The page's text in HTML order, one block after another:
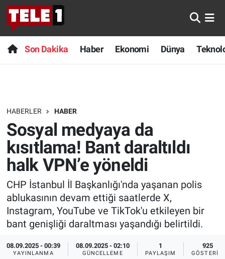
Son Dakika Haber Ekonomi Dünya
HABERLER HABER
Sosyal medyaya da
kısıtlama! Bant daraltıldı
halk VPN’e yöneldi
CHP İstanbul İl Başkanlığı'nda yaşanan polis
ablukasının devam ettiği saatlerde X,
Instagram, YouTube ve TikTok'u etkileyen bir
bant genişliği daraltması yaşandığı belirtildi.
08.09.2025 - 00:39
YAYINLANMA
08.09.2025 - 02:10
GÜNCELLEME
1
PAYLAŞIM
925
GÖSTERIM
Anında Manşet
Başka Sohbetler
Bilim turu
Bilim ve Teknoloji Evreni
Doğa Konuşuyor
Dünya
Ege Saati
Ege'den Esintiler
Son Dakika
Haber
Dünya
Teknoloji
Sağlık
Spor
Yayın Akışı
İletişim
Nöbetçi Eczaneler
Hava Durumu
Trafik Durumu
Süper Lig Puan Durumu ve Fikstür
Tüm Manşetler
Son Dakika Haberleri
Haber Arşivi